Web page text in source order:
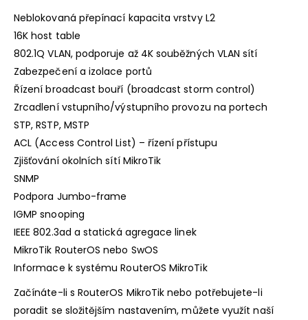
Neblokovaná přepínací kapacita vrstvy L2
16K host table
802.1Q VLAN, podporuje až 4K souběžných VLAN sítí
Zabezpečení a izolace portů
Řízení broadcast bouří (broadcast storm control)
Zrcadlení vstupního/výstupního provozu na portech
STP, RSTP, MSTP
ACL (Access Control List) – řízení přístupu
Zjišťování okolních sítí MikroTik
SNMP
Podpora Jumbo-frame
IGMP snooping
IEEE 802.3ad a statická agregace linek
MikroTik RouterOS nebo SwOS
Informace k systému RouterOS MikroTik
Začínáte-li s RouterOS MikroTik nebo potřebujete-li
poradit se složitějším nastavením, můžete využít naší